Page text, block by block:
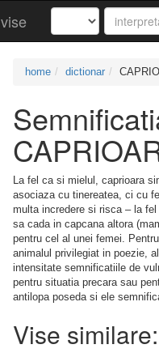
vise
home dictionar
La fel ca si mielul, caprioara
asociaza cu tinereatea, ci cu
multa incredere si risca – la
sa cada in capcana altora
pentru cel al unei femei.
animalul privilegiat in poezie,
intensitate semnificatiile de
pentru situatia precara sau
antilopa poseda si ele
Vise similare: